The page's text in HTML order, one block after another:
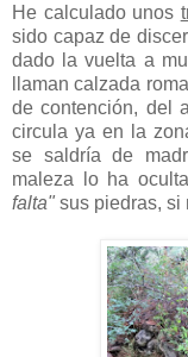
He calculado unos
sido capaz de
dado la vuelta a
llaman calzada
de contención, del
circula ya en la
se saldría de
maleza lo ha
falta" sus piedras, si